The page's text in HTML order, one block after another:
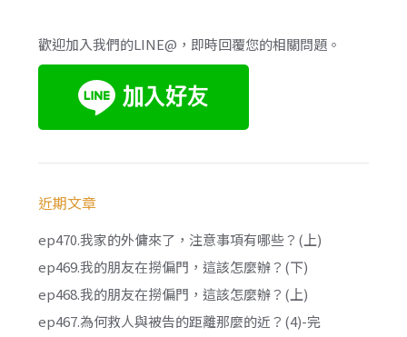
歡迎加入我們的LINE@，即時回覆您的相關問題。
近期文章
ep470.我家的外傭來了，注意事項有哪些？(上)
ep469.我的朋友在撈偏門，這該怎麼辦？(下)
ep468.我的朋友在撈偏門，這該怎麼辦？(上)
ep467.為何救人與被告的距離那麼的近？(4)-完